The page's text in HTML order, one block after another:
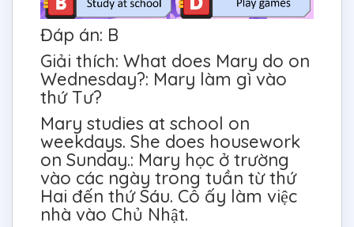
Đáp án: B
Giải thích: What does Mary do on
Wednesday?: Mary làm gì vào
thứ Tư?
Mary studies at school on
weekdays. She does housework
on Sunday.: Mary học ở trường
vào các ngày trong tuần từ thứ
Hai đến thứ Sáu. Cô ấy làm việc
nhà vào Chủ Nhật.